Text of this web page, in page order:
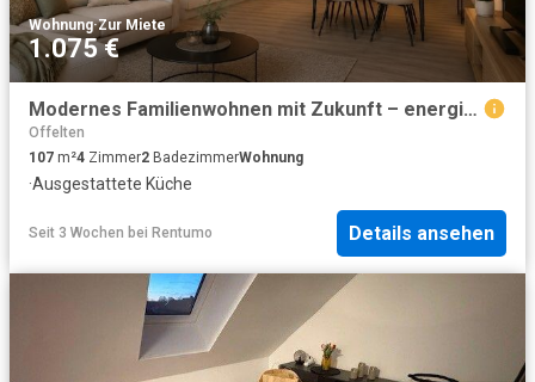
Wohnung·Zur Miete
1.075 €
Modernes Familienwohnen mit Zukunft – energieeffizient, komfortabel und nachhaltig
Offelten
107 m²4 Zimmer2 BadezimmerWohnung
·Ausgestattete Küche
Seit 3 Wochen bei Rentumo Details ansehen